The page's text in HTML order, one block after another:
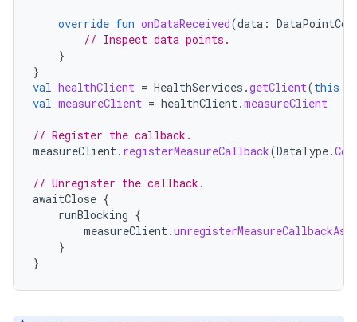
override fun onDataReceived(data :
// Inspect data points.
}
}
val healthClient = HealthServices .getClient(this
val measureClient = healthClient.measureClient
// Register the callback.
measureClient. registerMeasureCallback(DataType.
// Unregister the callback.
awaitClose {
runBlocking {
measureClient.
}
}